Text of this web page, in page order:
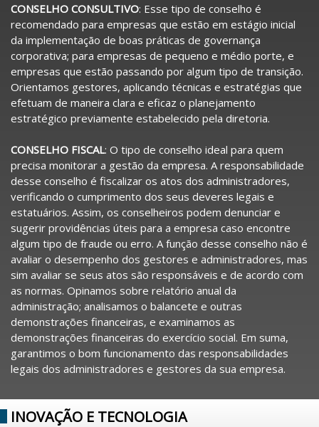
CONSELHO CONSULTIVO: Esse tipo de conselho é
recomendado para empresas que estão em estágio inicial
da implementação de boas práticas de governança
corporativa; para empresas de pequeno e médio porte, e
empresas que estão passando por algum tipo de transição.
Orientamos gestores, aplicando técnicas e estratégias que
efetuam de maneira clara e eficaz o planejamento
estratégico previamente estabelecido pela diretoria.
CONSELHO FISCAL: O tipo de conselho ideal para quem
precisa monitorar a gestão da empresa. A responsabilidade
desse conselho é fiscalizar os atos dos administradores,
verificando o cumprimento dos seus deveres legais e
estatuários. Assim, os conselheiros podem denunciar e
sugerir providências úteis para a empresa caso encontre
algum tipo de fraude ou erro. A função desse conselho não é
avaliar o desempenho dos gestores e administradores, mas
sim avaliar se seus atos são responsáveis e de acordo com
as normas. Opinamos sobre relatório anual da
administração; analisamos o balancete e outras
demonstrações financeiras, e examinamos as
demonstrações financeiras do exercício social. Em suma,
garantimos o bom funcionamento das responsabilidades
legais dos administradores e gestores da sua empresa.
INOVAÇÃO E TECNOLOGIA